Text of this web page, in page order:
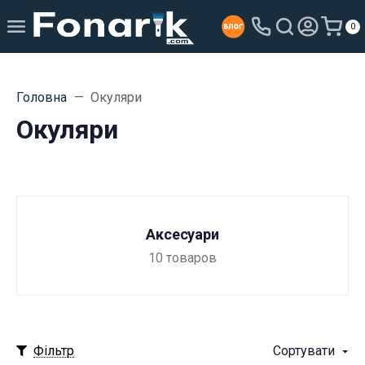
0
Головна Окуляри
Окуляри
Аксесуари
10 товаров
Фільтр Сортувати